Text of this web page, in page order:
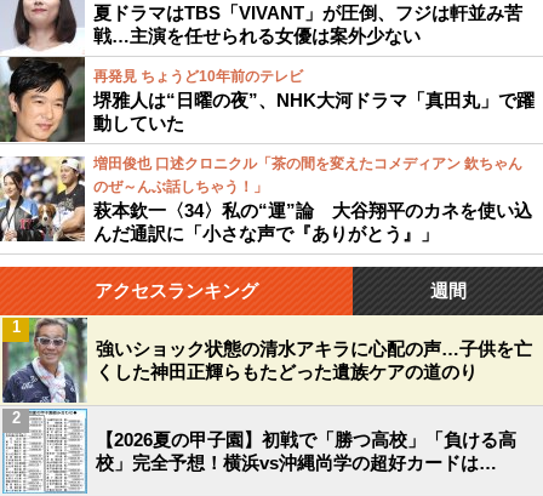
夏ドラマはTBS「VIVANT」が圧倒、フジは軒並み苦
戦…主演を任せられる女優は案外少ない
再発見 ちょうど10年前のテレビ
堺雅人は“日曜の夜”、NHK大河ドラマ「真田丸」で躍
動していた
増田俊也 口述クロニクル「茶の間を変えたコメディアン 欽ちゃん
のぜ～んぶ話しちゃう！」
萩本欽一〈34〉私の“運”論 大谷翔平のカネを使い込
んだ通訳に「小さな声で『ありがとう』」
アクセスランキング 週間
強いショック状態の清水アキラに心配の声…子供を亡
くした神田正輝らもたどった遺族ケアの道のり
1
【2026夏の甲子園】初戦で「勝つ高校」「負ける高
校」完全予想！横浜vs沖縄尚学の超好カードは…
2